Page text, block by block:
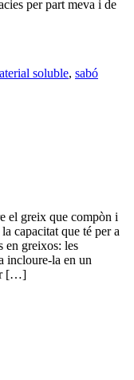
per part meva i de
soluble, sabó
el greix que compòn i
capacitat que té per a
en greixos: les
incloure-la en un
[…]